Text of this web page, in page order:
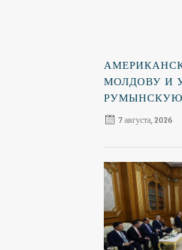
МОЛДОВУ И
РУМЫНСКУЮ
7 августа, 2026